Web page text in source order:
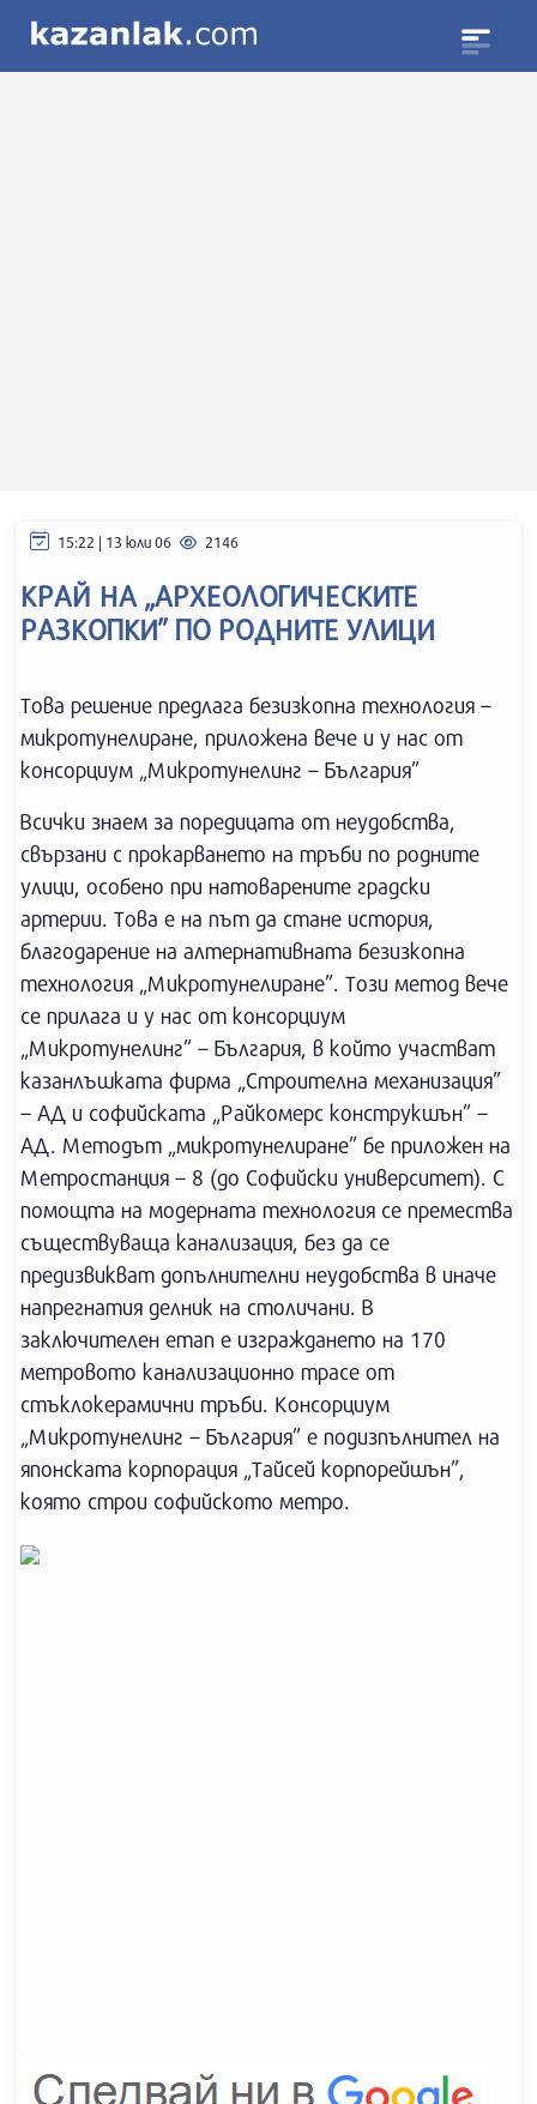
15:22 | 13 юли 06 2146
КРАЙ НА „АРХЕОЛОГИЧЕСКИТЕ
РАЗКОПКИ” ПО РОДНИТЕ УЛИЦИ
Това решение предлага безизкопна технология –
микротунелиране, приложена вече и у нас от
консорциум „Микротунелинг – България”
Всички знаем за поредицата от неудобства,
свързани с прокарването на тръби по родните
улици, особено при натоварените градски
артерии. Това е на път да стане история,
благодарение на алтернативната безизкопна
технология „Микротунелиране”. Този метод вече
се прилага и у нас от консорциум
„Микротунелинг” – България, в който участват
казанлъшката фирма „Строителна механизация”
– АД и софийската „Райкомерс конструкшън” –
АД. Методът „микротунелиране” бе приложен на
Метростанция – 8 (до Софийски университет). С
помощта на модерната технология се премества
съществуваща канализация, без да се
предизвикват допълнителни неудобства в иначе
напрегнатия делник на столичани. В
заключителен етап е изграждането на 170
метровото канализационно трасе от
стъклокерамични тръби. Консорциум
„Микротунелинг – България” е подизпълнител на
японската корпорация „Тайсей корпорейшън”,
която строи софийското метро.